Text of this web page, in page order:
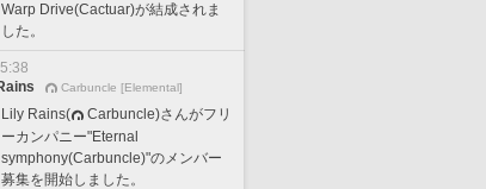
Warp Drive(Cactuar)が結成されま
した。
Carbuncle [Elemental]
Lily Rains(
Carbuncle)さんがフリ
ーカンパニー"Eternal
symphony(Carbuncle)"のメンバー
募集を開始しました。